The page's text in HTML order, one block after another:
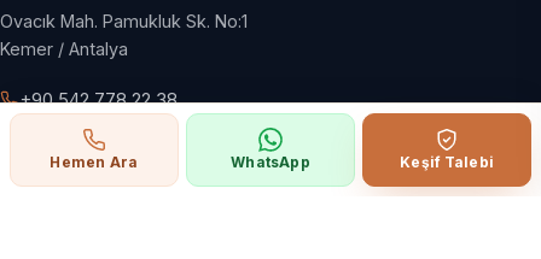
Ovacık Mah. Pamukluk Sk. No:1
Kemer / Antalya
+90 542 778 22 38
info@hangargroup.com.tr
Pazartesi - Cuma, 09:00 - 18:00
Hemen Ara WhatsApp Keşif Talebi